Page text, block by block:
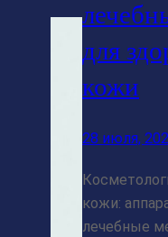
для
кожи
28 июля,
кожи:
лечебные